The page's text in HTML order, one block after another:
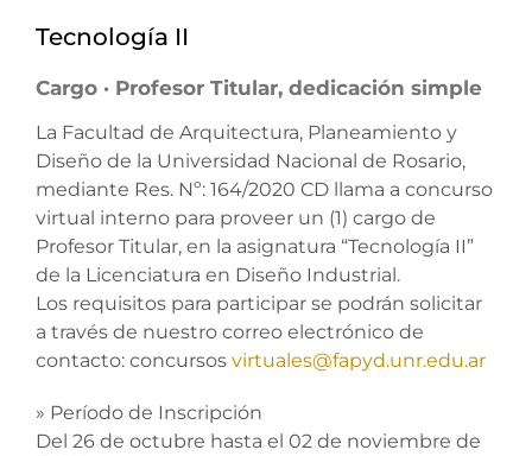
Tecnología II
Cargo · Profesor Titular, dedicación simple
La Facultad de Arquitectura, Planeamiento y
Diseño de la Universidad Nacional de Rosario,
mediante Res. Nº: 164/2020 CD llama a concurso
virtual interno para proveer un (1) cargo de
Profesor Titular, en la asignatura “Tecnología II”
de la Licenciatura en Diseño Industrial.
Los requisitos para participar se podrán solicitar
a través de nuestro correo electrónico de
contacto: concursos virtuales@fapyd.unr.edu.ar
» Período de Inscripción
Del 26 de octubre hasta el 02 de noviembre de